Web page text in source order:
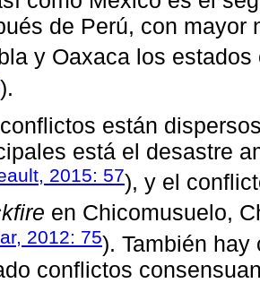
de Perú, con mayor
y Oaxaca los
).
están
está el desastre
2015: 57), y el
en Chicomusuelo,
2012: 75). También
conflictos